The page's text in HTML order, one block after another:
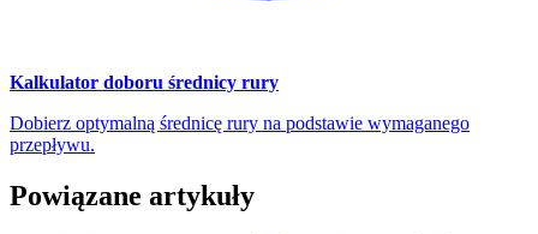
Kalkulator doboru średnicy rury
Dobierz optymalną średnicę rury na podstawie wymaganego
przepływu.
Powiązane artykuły